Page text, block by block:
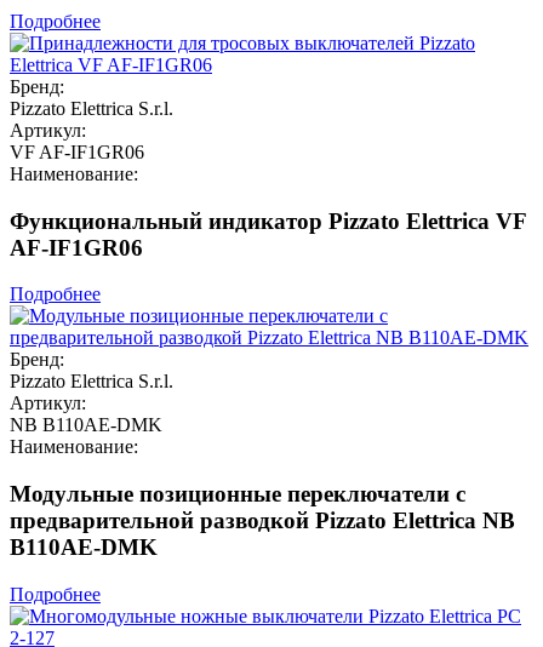
Подробнее
Бренд:
Pizzato Elettrica S.r.l.
Артикул:
VF AF-IF1GR06
Наименование:
Функциональный индикатор Pizzato Elettrica VF
AF-IF1GR06
Подробнее
Бренд:
Pizzato Elettrica S.r.l.
Артикул:
NB B110AE-DMK
Наименование:
Модульные позиционные переключатели с
предварительной разводкой Pizzato Elettrica NB
B110AE-DMK
Подробнее